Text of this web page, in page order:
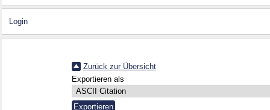
Login
Zurück zur Übersicht
Exportieren als